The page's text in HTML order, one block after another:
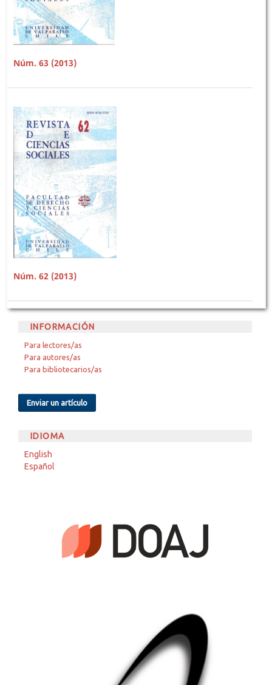
Núm. 63 (2013)
Núm. 62 (2013)
INFORMACIÓN
Para lectores/as
Para autores/as
Para bibliotecarios/as
Enviar un artículo
IDIOMA
English
Español